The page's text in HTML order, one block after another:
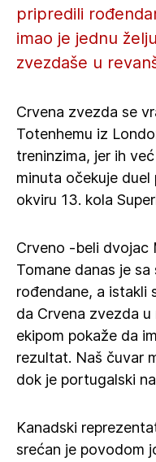
pripredili
imao je jednu
zvezdaše u
Crvena zvezda se
Totenhemu iz
treninzima, jer ih
minuta očekuje duel
okviru 13. kola
Crveno -beli dvojac
Tomane danas je
rođendane, a istakli
da Crvena zvezda u
ekipom pokaže da
rezultat. Naš čuvar
dok je portugalski
Kanadski
srećan je povodom